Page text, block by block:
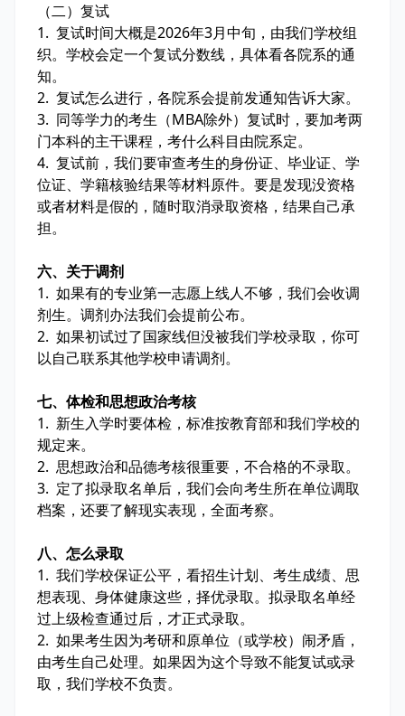
（二）复试
1. 复试时间大概是2026年3月中旬，由我们学校组
织。学校会定一个复试分数线，具体看各院系的通
知。
2. 复试怎么进行，各院系会提前发通知告诉大家。
3. 同等学力的考生（MBA除外）复试时，要加考两
门本科的主干课程，考什么科目由院系定。
4. 复试前，我们要审查考生的身份证、毕业证、学
位证、学籍核验结果等材料原件。要是发现没资格
或者材料是假的，随时取消录取资格，结果自己承
担。
六、关于调剂
1. 如果有的专业第一志愿上线人不够，我们会收调
剂生。调剂办法我们会提前公布。
2. 如果初试过了国家线但没被我们学校录取，你可
以自己联系其他学校申请调剂。
七、体检和思想政治考核
1. 新生入学时要体检，标准按教育部和我们学校的
规定来。
2. 思想政治和品德考核很重要，不合格的不录取。
3. 定了拟录取名单后，我们会向考生所在单位调取
档案，还要了解现实表现，全面考察。
八、怎么录取
1. 我们学校保证公平，看招生计划、考生成绩、思
想表现、身体健康这些，择优录取。拟录取名单经
过上级检查通过后，才正式录取。
2. 如果考生因为考研和原单位（或学校）闹矛盾，
由考生自己处理。如果因为这个导致不能复试或录
取，我们学校不负责。